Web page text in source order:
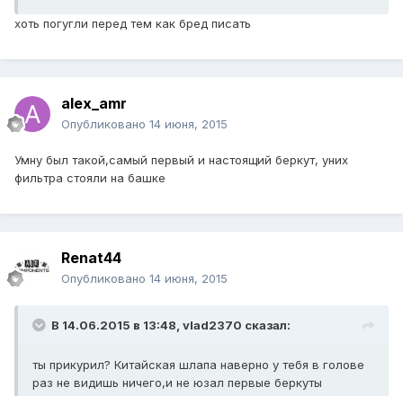
хоть погугли перед тем как бред писать
alex_amr
Опубликовано 14 июня, 2015
Умну был такой,самый первый и настоящий беркут, уних
фильтра стояли на башке
Renat44
Опубликовано 14 июня, 2015
В 14.06.2015 в 13:48, vlad2370 сказал:
ты прикурил? Китайская шлапа наверно у тебя в голове
раз не видишь ничего,и не юзал первые беркуты